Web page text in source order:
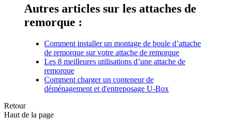
Autres articles sur les attaches de
remorque :
Comment installer un montage de boule d’attache
de remorque sur votre attache de remorque
Les 8 meilleures utilisations d’une attache de
remorque
Comment charger un conteneur de
déménagement et d'entreposage U-Box
Retour
Haut de la page